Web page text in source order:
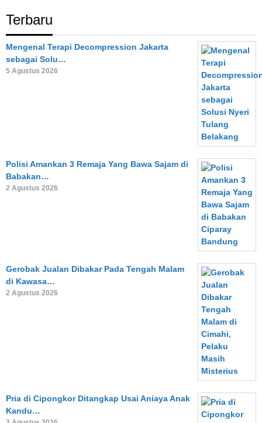
Terbaru
Mengenal Terapi Decompression Jakarta
sebagai Solu…
5 Agustus 2026
Polisi Amankan 3 Remaja Yang Bawa Sajam di
Babakan…
2 Agustus 2026
Gerobak Jualan Dibakar Pada Tengah Malam
di Kawasa…
2 Agustus 2026
Pria di Cipongkor Ditangkap Usai Aniaya Anak
Kandu…